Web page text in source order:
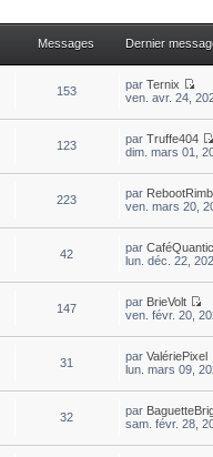
Messages Dernier
153 parTernix
ven. avr. 24,
123 parTruffe404
dim. mars 01,
223 par
ven. mars 20,
42 parCaféQuantic
lun. déc. 22,
147 par BrieVolt
ven. févr. 20,
31 parValériePixel
lun. mars 09,
32 par
sam. févr. 28,